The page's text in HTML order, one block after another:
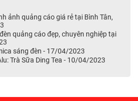
ảnh quảng cáo giá rẻ tại Bình Tân,
quảng cáo đẹp, chuyên nghiệp tại
sáng đèn - 17/04/2023
Trà Sữa Ding Tea - 10/04/2023